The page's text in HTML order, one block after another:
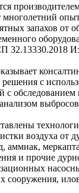
многолетний
запахов от
32.13330.2018
с
с
воздуха от
аммиак,
и прочие
сооружения,